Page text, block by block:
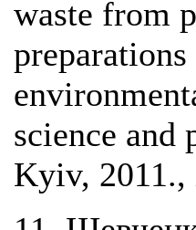
waste from
science and
Kyiv, 2011.,